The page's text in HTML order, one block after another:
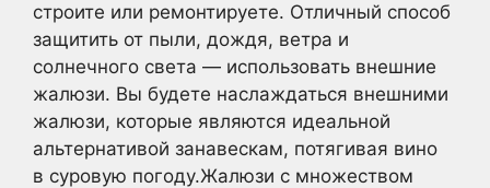
строите или ремонтируете. Отличный способ
защитить от пыли, дождя, ветра и
солнечного света — использовать внешние
жалюзи. Вы будете наслаждаться внешними
жалюзи, которые являются идеальной
альтернативой занавескам, потягивая вино
в суровую погоду.Жалюзи с множеством